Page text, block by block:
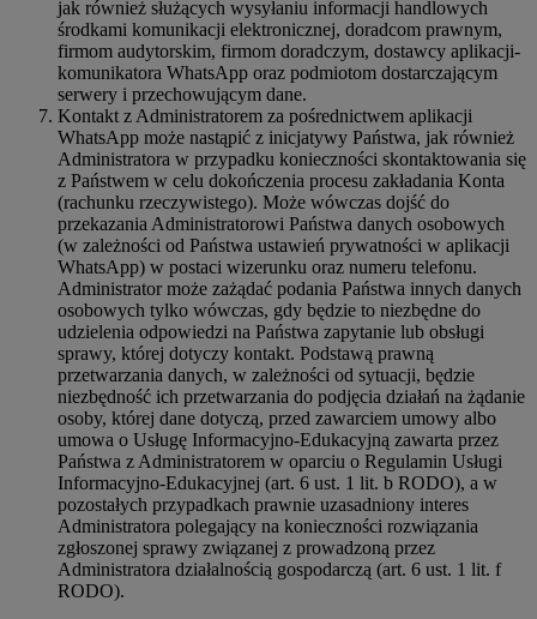
jak również służących wysyłaniu informacji handlowych
środkami komunikacji elektronicznej, doradcom prawnym,
firmom audytorskim, firmom doradczym, dostawcy aplikacji-
komunikatora WhatsApp oraz podmiotom dostarczającym
serwery i przechowującym dane.
Kontakt z Administratorem za pośrednictwem aplikacji
WhatsApp może nastąpić z inicjatywy Państwa, jak również
Administratora w przypadku konieczności skontaktowania się
z Państwem w celu dokończenia procesu zakładania Konta
(rachunku rzeczywistego). Może wówczas dojść do
przekazania Administratorowi Państwa danych osobowych
(w zależności od Państwa ustawień prywatności w aplikacji
WhatsApp) w postaci wizerunku oraz numeru telefonu.
Administrator może zażądać podania Państwa innych danych
osobowych tylko wówczas, gdy będzie to niezbędne do
udzielenia odpowiedzi na Państwa zapytanie lub obsługi
sprawy, której dotyczy kontakt. Podstawą prawną
przetwarzania danych, w zależności od sytuacji, będzie
niezbędność ich przetwarzania do podjęcia działań na żądanie
osoby, której dane dotyczą, przed zawarciem umowy albo
umowa o Usługę Informacyjno-Edukacyjną zawarta przez
Państwa z Administratorem w oparciu o Regulamin Usługi
Informacyjno-Edukacyjnej (art. 6 ust. 1 lit. b RODO), a w
pozostałych przypadkach prawnie uzasadniony interes
Administratora polegający na konieczności rozwiązania
zgłoszonej sprawy związanej z prowadzoną przez
Administratora działalnością gospodarczą (art. 6 ust. 1 lit. f
RODO).